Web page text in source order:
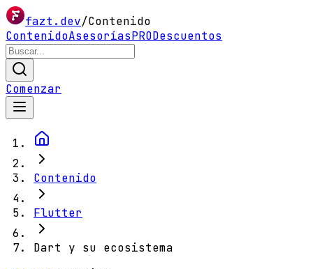
fazt.dev/Contenido
ContenidoAsesoríasPRODescuentos
Comenzar
Contenido
Flutter
Dart y su ecosistema